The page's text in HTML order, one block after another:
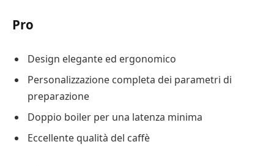
Pro
Design elegante ed ergonomico
Personalizzazione completa dei parametri di
preparazione
Doppio boiler per una latenza minima
Eccellente qualità del caffè